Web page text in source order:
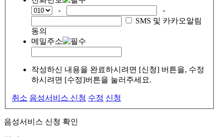
-
-
SMS 및 카카오알림
동의
메일주소
작성하신 내용을 완료하시려면 [신청] 버튼을, 수정
하시려면 [수정]버튼을 눌러주세요.
취소 음성서비스 신청 수정 신청
음성서비스 신청 확인